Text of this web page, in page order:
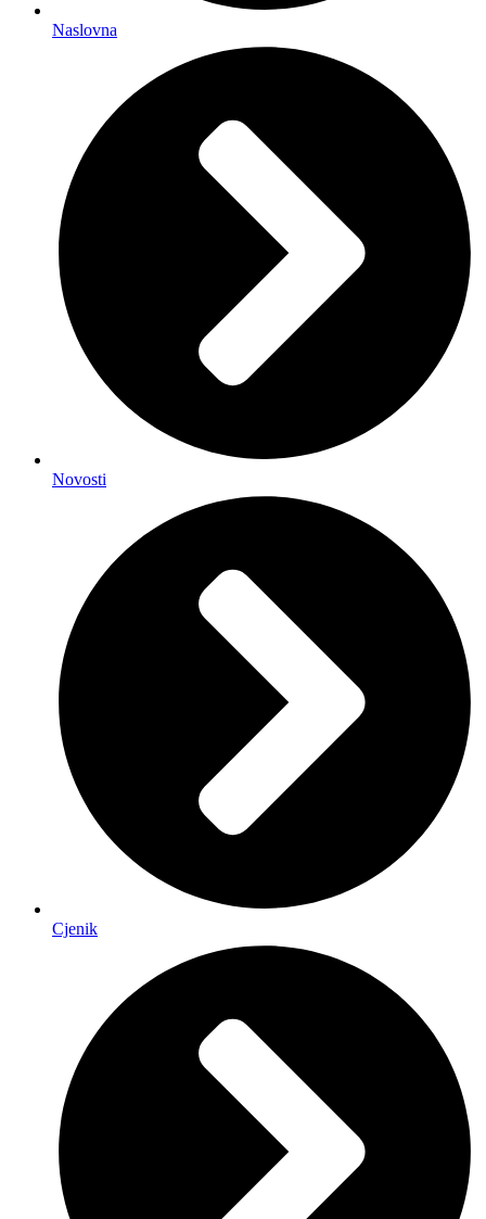
Naslovna
Novosti
Cjenik